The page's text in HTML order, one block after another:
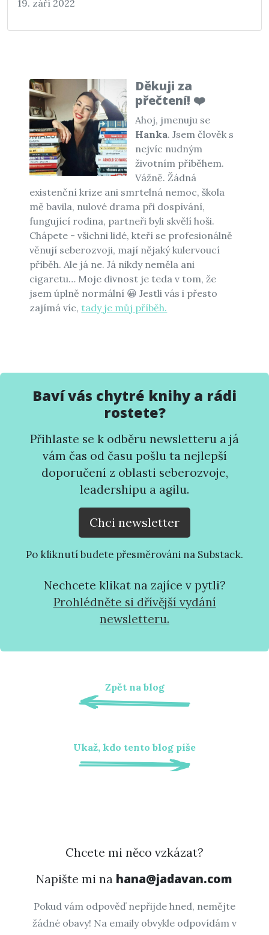
19. září 2022
Děkuji za
přečtení! ❤️
Ahoj, jmenuju se
Hanka. Jsem člověk s
nejvíc nudným
životním příběhem.
Vážně. Žádná
existenční krize ani smrtelná nemoc, škola
mě bavila, nulové drama při dospívání,
fungující rodina, partneři byli skvělí hoši.
Chápete - všichni lidé, kteří se profesionálně
věnují seberozvoji, mají nějaký kulervoucí
příběh. Ale já ne. Já nikdy neměla ani
cigaretu… Moje divnost je teda v tom, že
jsem úplně normální 😀 Jestli vás i přesto
zajímá víc, tady je můj příběh.
Baví vás chytré knihy a rádi
rostete?
Přihlaste se k odběru newsletteru a já
vám čas od času pošlu ta nejlepší
doporučení z oblasti seberozvoje,
leadershipu a agilu.
Chci newsletter
Po kliknutí budete přesměrováni na Substack.
Nechcete klikat na zajíce v pytli?
Prohlédněte si dřívější vydání
newsletteru.
Zpět na blog
Ukaž, kdo tento blog píše
Chcete mi něco vzkázat?
Napište mi na hana@jadavan.com
Pokud vám odpověď nepřijde hned, nemějte
žádné obavy! Na emaily obvykle odpovídám v